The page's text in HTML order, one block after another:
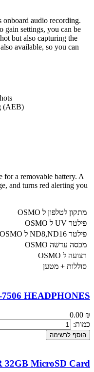
audio recording.
gain settings, you can be
but also capturing the
available, so you can
(AEB)
for a removable battery. A
and turns red alerting you
מתקון לטלפון ל OSMO
פילטר UV ל OSMO
פילטר ND8,ND16 ל OSMO
מכסה עדשה OSMO
רצועה ל OSMO
סוללות + מטען
HEADPHONES
0.00 ₪
כמות:
הוסף לרשימה
32GB MicroSD Card